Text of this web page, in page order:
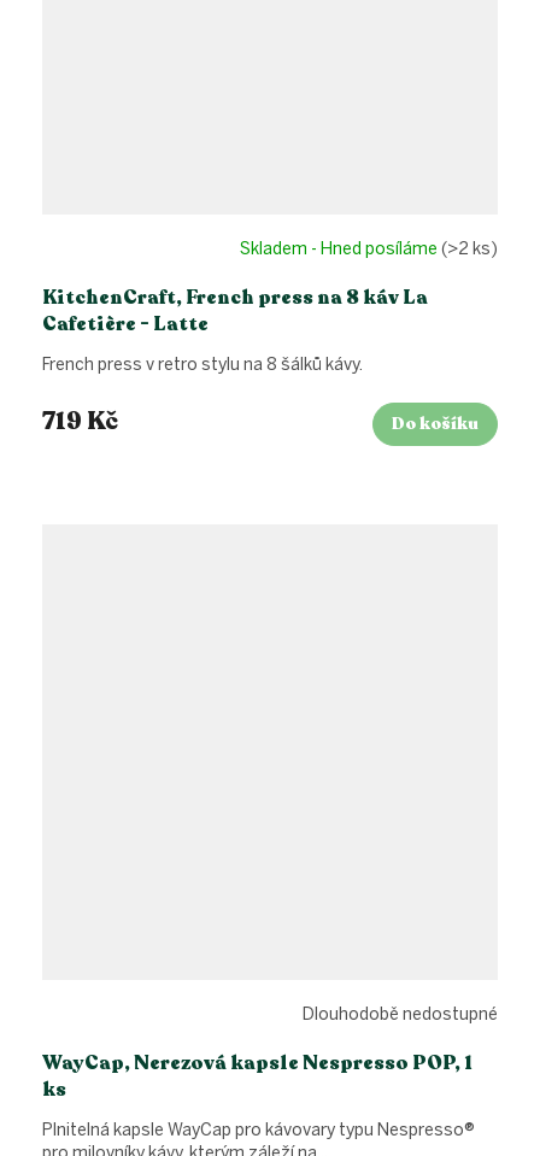
KitchenCraft, French press na 8 káv La
Cafetière - Latte
Skladem - Hned posíláme (>2 ks)
719 Kč Do košíku
French press v retro stylu na 8 šálků kávy.
WayCap, Nerezová kapsle Nespresso POP, 1
ks
Dlouhodobě nedostupné
Plnitelná kapsle WayCap pro kávovary typu Nespresso®